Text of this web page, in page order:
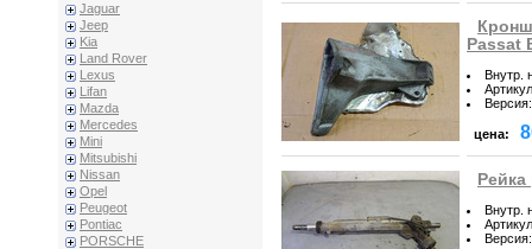
Jaguar
Jeep
Kia
Land Rover
Lexus
Lifan
Mazda
Mercedes
Mini
Mitsubishi
Nissan
Opel
Peugeot
Pontiac
PORSCHE
Passat
Внутр.
Артикул
Версия:
цена:
Внутр.
Артикул
Версия: